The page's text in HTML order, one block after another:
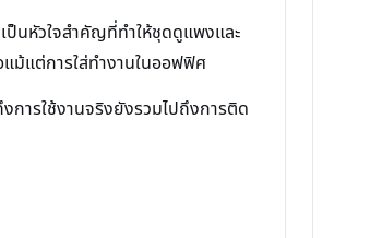
ป็นหัวใจสำคัญที่ทำให้ชุดดูแพงและ
ม้แต่การใส่ทำงานในออฟฟิศ
การใช้งานจริงยังรวมไปถึงการติด